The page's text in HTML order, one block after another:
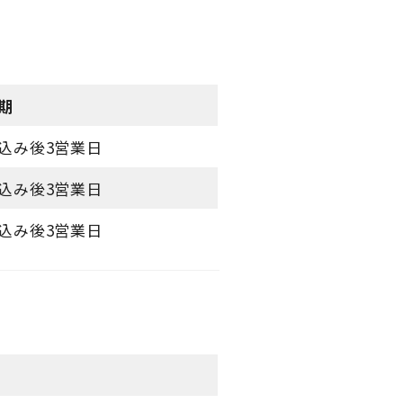
み後3営業日
み後3営業日
み後3営業日